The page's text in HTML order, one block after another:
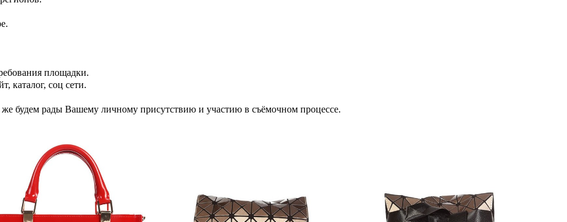
площадки.
каталог, соц сети.
же будем рады Вашему личному присутствию и участию в съёмочном процессе.